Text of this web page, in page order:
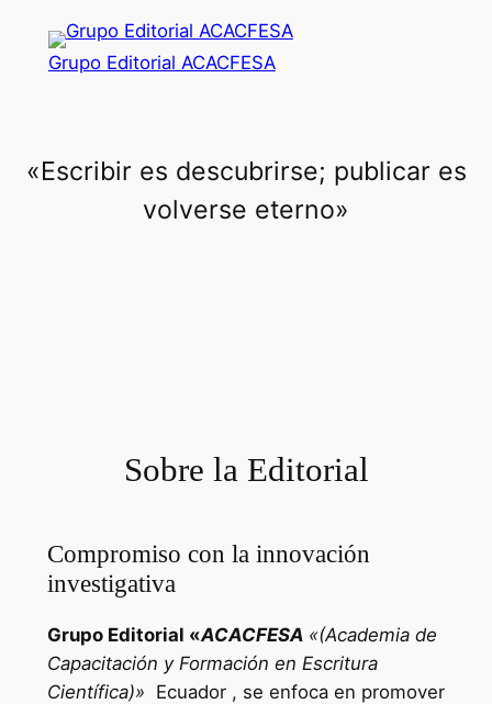
contenido
Grupo Editorial ACACFESA
«Escribir es descubrirse; publicar es
volverse eterno»
Sobre la Editorial
Compromiso con la innovación
investigativa
Grupo Editorial «ACACFESA «(Academia de
Capacitación y Formación en Escritura
Científica)» Ecuador , se enfoca en promover